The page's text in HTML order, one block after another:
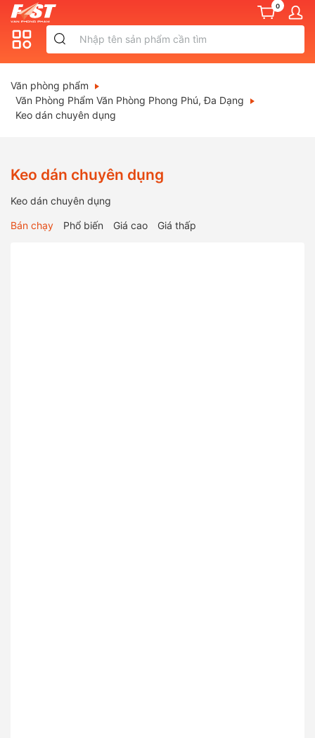
0
Văn phòng phẩm
Văn Phòng Phẩm Văn Phòng Phong Phú, Đa Dạng
Keo dán chuyên dụng
Keo dán chuyên dụng
Keo dán chuyên dụng
Bán chạy Phổ biến Giá cao Giá thấp